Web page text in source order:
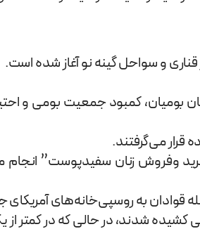
بومیان، کمبود جمعیت بومی و
قرار می‌گرفتند.
وفروش زنان سفید‌پوست” انجام
قوادان به روسپی‌خانه‌های